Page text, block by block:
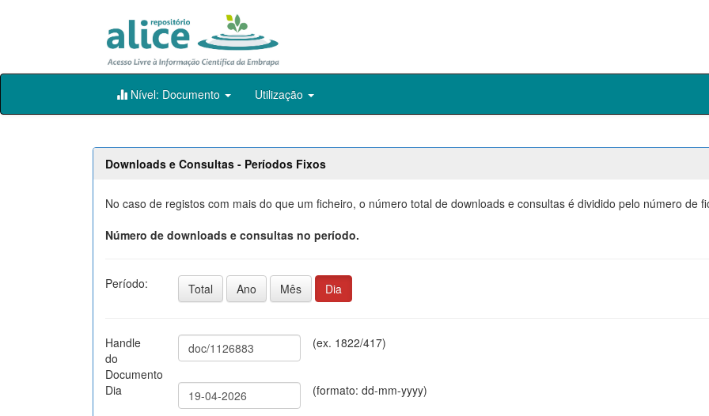
Skip
Nível: Documento Utilização
Downloads e Consultas - Períodos Fixos
No caso de registos com mais do que um ficheiro, o número total de downloads e consultas é dividido pelo número de
Número de downloads e consultas no período.
Período: Total Ano Mês Dia
Handle
do
Documento
(ex. 1822/417)
Dia (formato: dd-mm-yyyy)